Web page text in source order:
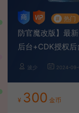
# 热门
防官魔改版】最
后台+CDK授权
波少 2024-09-
¥ 300 金币